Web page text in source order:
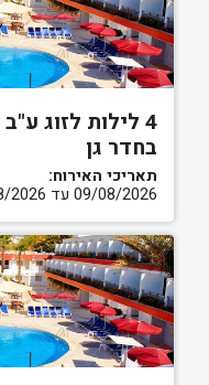
4 לילות לזוג
בחדר גן
תאריכי האירוח:
09/08/2026 עד 13/08/2026